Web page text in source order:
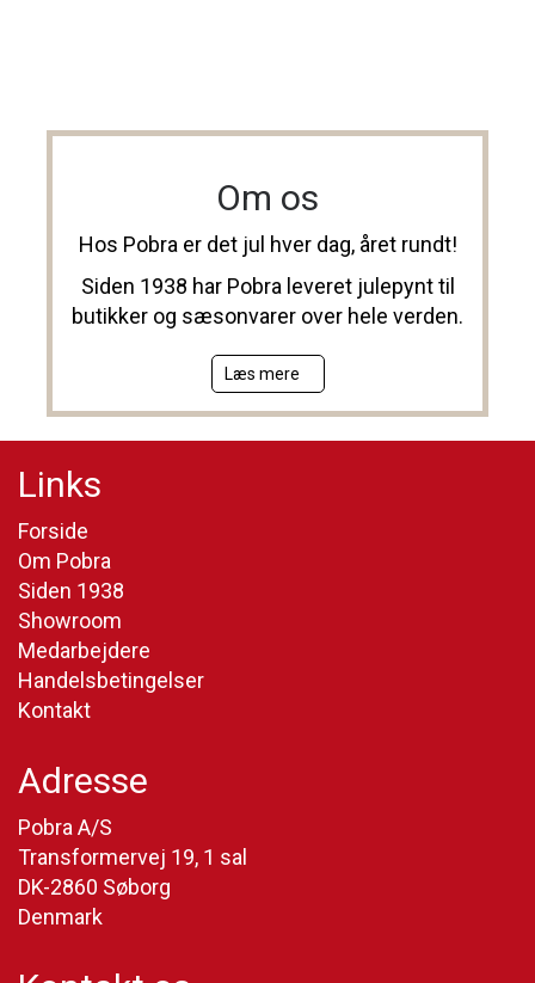
Om os
Hos Pobra er det jul hver dag, året rundt!
Siden 1938 har Pobra leveret julepynt til
butikker og sæsonvarer over hele verden.
Læs mere
Links
Forside
Om Pobra
Siden 1938
Showroom
Medarbejdere
Handelsbetingelser
Kontakt
Adresse
Pobra A/S
Transformervej 19, 1 sal
DK-2860 Søborg
Denmark